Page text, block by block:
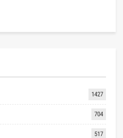
1427
704
517